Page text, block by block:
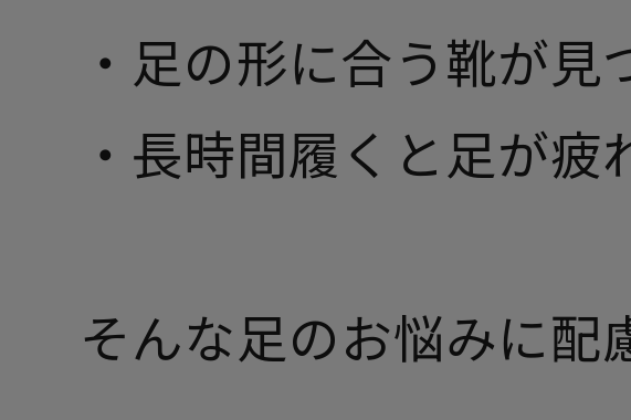
・足の形に合う靴が見
・長時間履くと足が疲
そんな足のお悩みに配